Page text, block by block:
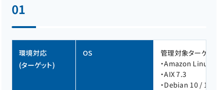
01
環境対応
(ターゲット)
OS
管理対象ターゲッ
・Amazon Linux
・AIX 7.3
・Debian 10 / 11 /